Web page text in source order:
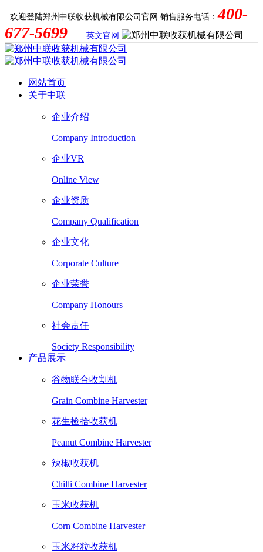
欢迎登陆郑州中联收获机械有限公司官网 销售服务电话：400-
677-5699
英文官网
网站首页
关于中联
企业介绍
Company Introduction
企业VR
Online View
企业资质
Company Qualification
企业文化
Corporate Culture
企业荣誉
Company Honours
社会责任
Society Responsibility
产品展示
谷物联合收割机
Grain Combine Harvester
花生捡拾收获机
Peanut Combine Harvester
辣椒收获机
Chilli Combine Harvester
玉米收获机
Corn Combine Harvester
玉米籽粒收获机